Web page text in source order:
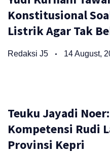
Konstitusional
Listrik Agar Tak
Redaksi J5 14 August,
Teuku Jayadi
Kompetensi Rudi
Provinsi Kepri